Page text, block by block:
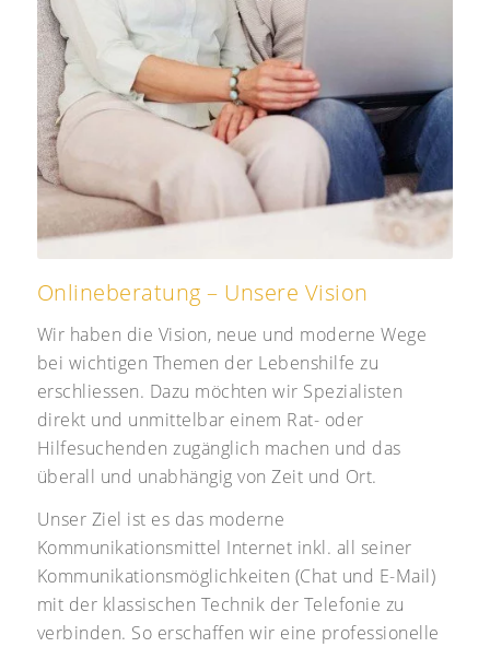
Onlineberatung – Unsere Vision
Wir haben die Vision, neue und moderne Wege
bei wichtigen Themen der Lebenshilfe zu
erschliessen. Dazu möchten wir Spezialisten
direkt und unmittelbar einem Rat- oder
Hilfesuchenden zugänglich machen und das
überall und unabhängig von Zeit und Ort.
Unser Ziel ist es das moderne
Kommunikationsmittel Internet inkl. all seiner
Kommunikationsmöglichkeiten (Chat und E-Mail)
mit der klassischen Technik der Telefonie zu
verbinden. So erschaffen wir eine professionelle